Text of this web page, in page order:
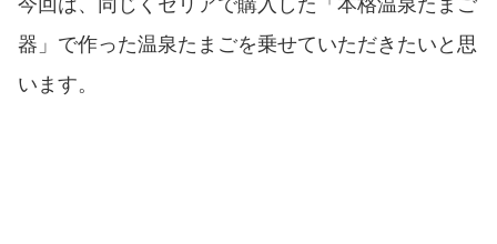
器」で作った温泉たまごを乗せていただきたいと思
います。